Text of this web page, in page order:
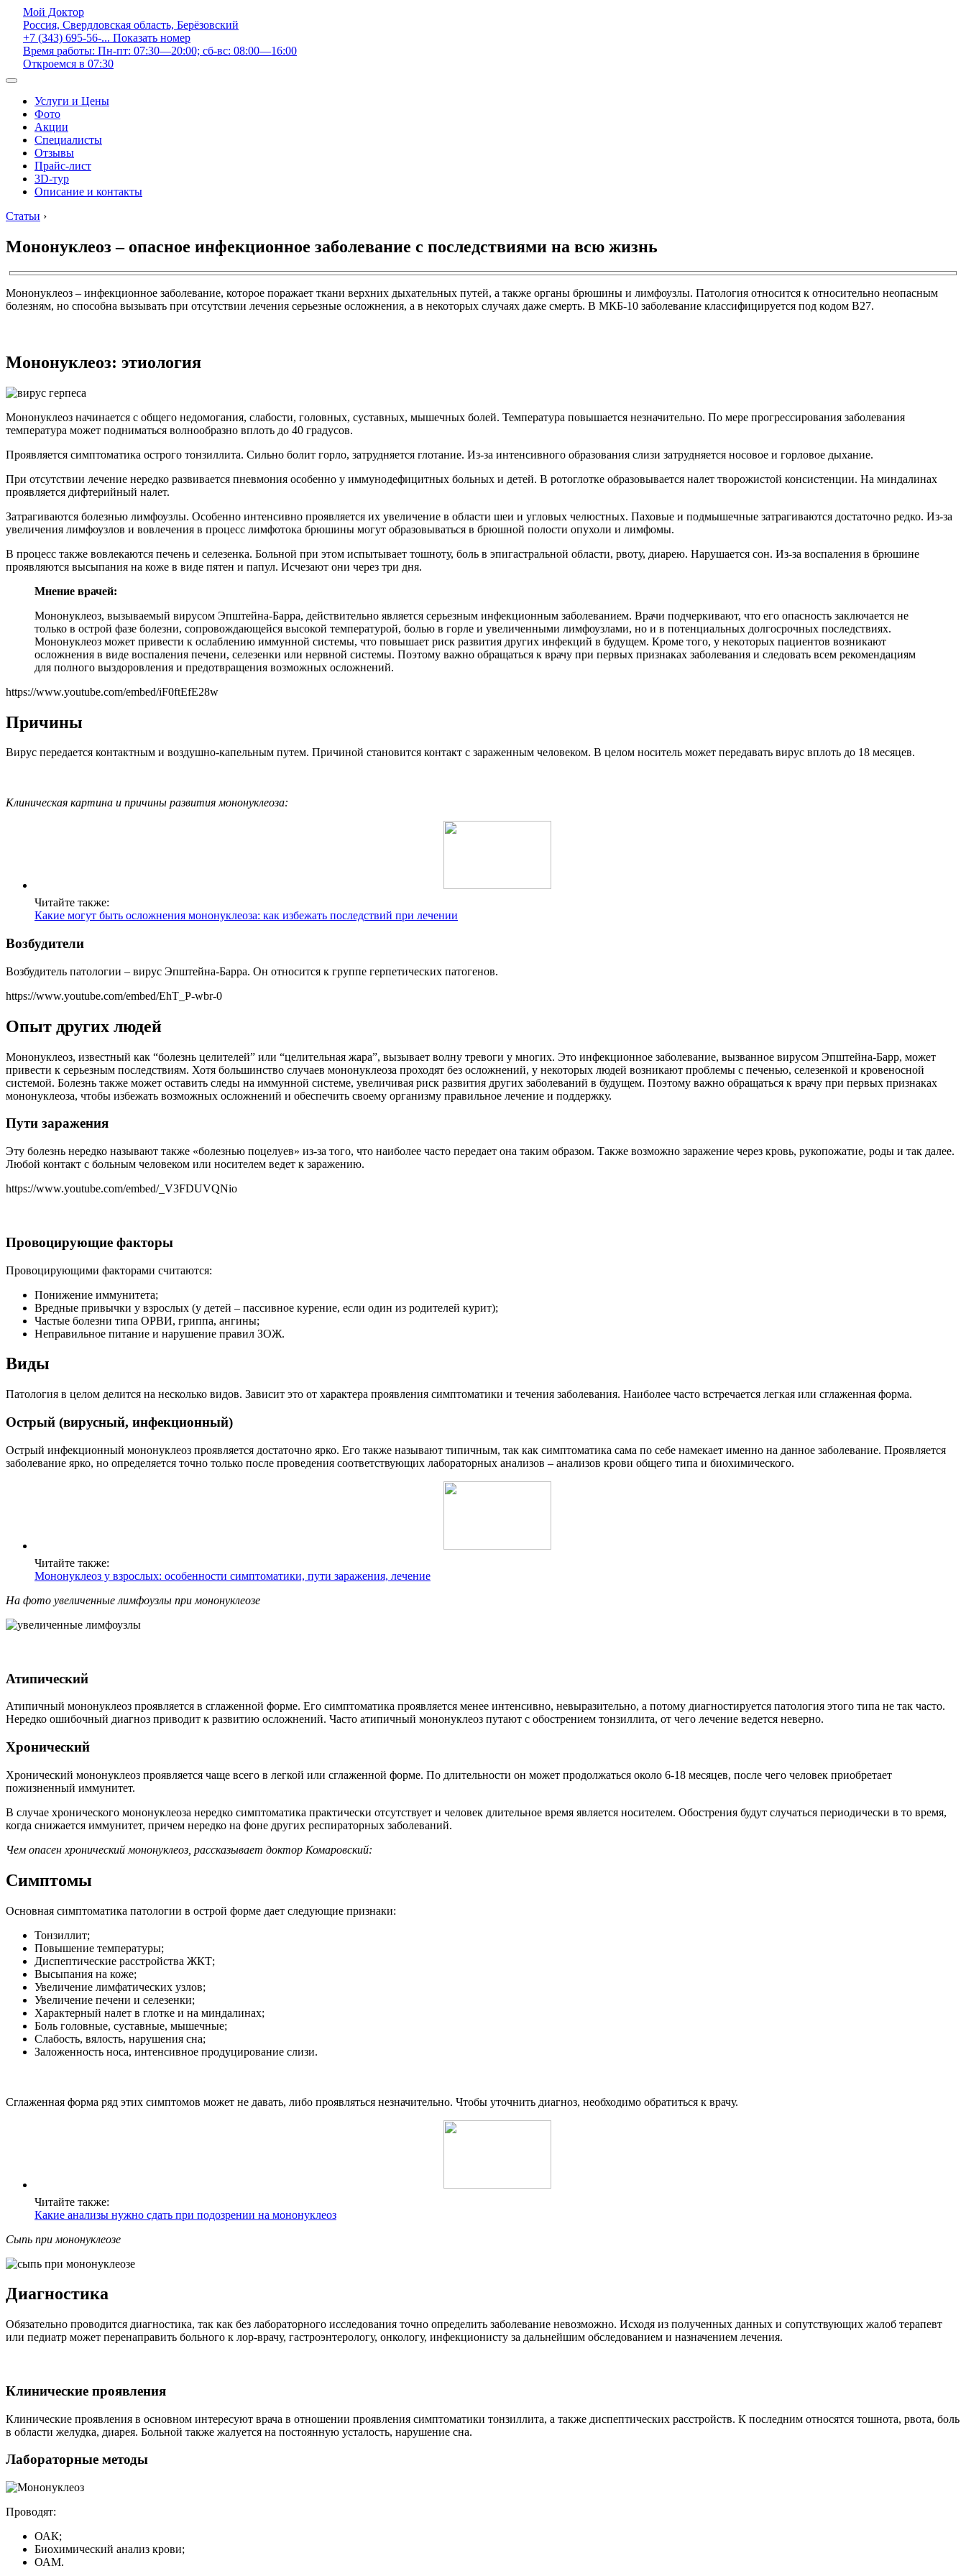
Мой Доктор
Россия, Свердловская область, Берёзовский
+7 (343) 695-56-... Показать номер
Время работы: Пн-пт: 07:30—20:00; сб-вс: 08:00—16:00
Откроемся в 07:30
Услуги и Цены
Фото
Акции
Специалисты
Отзывы
Прайс-лист
3D-тур
Описание и контакты
Статьи ›
Мононуклеоз – опасное инфекционное заболевание с последствиями на всю жизнь
Мононуклеоз – инфекционное заболевание, которое поражает ткани верхних дыхательных путей, а также органы брюшины и лимфоузлы. Патология относится к относительно неопасным
болезням, но способна вызывать при отсутствии лечения серьезные осложнения, а в некоторых случаях даже смерть. В МКБ-10 заболевание классифицируется под кодом В27.
Мононуклеоз: этиология
Мононуклеоз начинается с общего недомогания, слабости, головных, суставных, мышечных болей. Температура повышается незначительно. По мере прогрессирования заболевания
температура может подниматься волнообразно вплоть до 40 градусов.
Проявляется симптоматика острого тонзиллита. Сильно болит горло, затрудняется глотание. Из-за интенсивного образования слизи затрудняется носовое и горловое дыхание.
При отсутствии лечение нередко развивается пневмония особенно у иммунодефицитных больных и детей. В ротоглотке образовывается налет творожистой консистенции. На миндалинах
проявляется дифтерийный налет.
Затрагиваются болезнью лимфоузлы. Особенно интенсивно проявляется их увеличение в области шеи и угловых челюстных. Паховые и подмышечные затрагиваются достаточно редко. Из-за
увеличения лимфоузлов и вовлечения в процесс лимфотока брюшины могут образовываться в брюшной полости опухоли и лимфомы.
В процесс также вовлекаются печень и селезенка. Больной при этом испытывает тошноту, боль в эпигастральной области, рвоту, диарею. Нарушается сон. Из-за воспаления в брюшине
проявляются высыпания на коже в виде пятен и папул. Исчезают они через три дня.
Мнение врачей:
Мононуклеоз, вызываемый вирусом Эпштейна-Барра, действительно является серьезным инфекционным заболеванием. Врачи подчеркивают, что его опасность заключается не
только в острой фазе болезни, сопровождающейся высокой температурой, болью в горле и увеличенными лимфоузлами, но и в потенциальных долгосрочных последствиях.
Мононуклеоз может привести к ослаблению иммунной системы, что повышает риск развития других инфекций в будущем. Кроме того, у некоторых пациентов возникают
осложнения в виде воспаления печени, селезенки или нервной системы. Поэтому важно обращаться к врачу при первых признаках заболевания и следовать всем рекомендациям
для полного выздоровления и предотвращения возможных осложнений.
https://www.youtube.com/embed/iF0ftEfE28w
Причины
Вирус передается контактным и воздушно-капельным путем. Причиной становится контакт с зараженным человеком. В целом носитель может передавать вирус вплоть до 18 месяцев.
Клиническая картина и причины развития мононуклеоза:
Читайте также:
Какие могут быть осложнения мононуклеоза: как избежать последствий при лечении
Возбудители
Возбудитель патологии – вирус Эпштейна-Барра. Он относится к группе герпетических патогенов.
https://www.youtube.com/embed/EhT_P-wbr-0
Опыт других людей
Мононуклеоз, известный как “болезнь целителей” или “целительная жара”, вызывает волну тревоги у многих. Это инфекционное заболевание, вызванное вирусом Эпштейна-Барр, может
привести к серьезным последствиям. Хотя большинство случаев мононуклеоза проходят без осложнений, у некоторых людей возникают проблемы с печенью, селезенкой и кровеносной
системой. Болезнь также может оставить следы на иммунной системе, увеличивая риск развития других заболеваний в будущем. Поэтому важно обращаться к врачу при первых признаках
мононуклеоза, чтобы избежать возможных осложнений и обеспечить своему организму правильное лечение и поддержку.
Пути заражения
Эту болезнь нередко называют также «болезнью поцелуев» из-за того, что наиболее часто передает она таким образом. Также возможно заражение через кровь, рукопожатие, роды и так далее.
Любой контакт с больным человеком или носителем ведет к заражению.
https://www.youtube.com/embed/_V3FDUVQNio
Провоцирующие факторы
Провоцирующими факторами считаются:
Понижение иммунитета;
Вредные привычки у взрослых (у детей – пассивное курение, если один из родителей курит);
Частые болезни типа ОРВИ, гриппа, ангины;
Неправильное питание и нарушение правил ЗОЖ.
Виды
Патология в целом делится на несколько видов. Зависит это от характера проявления симптоматики и течения заболевания. Наиболее часто встречается легкая или сглаженная форма.
Острый (вирусный, инфекционный)
Острый инфекционный мононуклеоз проявляется достаточно ярко. Его также называют типичным, так как симптоматика сама по себе намекает именно на данное заболевание. Проявляется
заболевание ярко, но определяется точно только после проведения соответствующих лабораторных анализов – анализов крови общего типа и биохимического.
Читайте также:
Мононуклеоз у взрослых: особенности симптоматики, пути заражения, лечение
На фото увеличенные лимфоузлы при мононуклеозе
Атипический
Атипичный мононуклеоз проявляется в сглаженной форме. Его симптоматика проявляется менее интенсивно, невыразительно, а потому диагностируется патология этого типа не так часто.
Нередко ошибочный диагноз приводит к развитию осложнений. Часто атипичный мононуклеоз путают с обострением тонзиллита, от чего лечение ведется неверно.
Хронический
Хронический мононуклеоз проявляется чаще всего в легкой или сглаженной форме. По длительности он может продолжаться около 6-18 месяцев, после чего человек приобретает
пожизненный иммунитет.
В случае хронического мононуклеоза нередко симптоматика практически отсутствует и человек длительное время является носителем. Обострения будут случаться периодически в то время,
когда снижается иммунитет, причем нередко на фоне других респираторных заболеваний.
Чем опасен хронический мононуклеоз, рассказывает доктор Комаровский:
Симптомы
Основная симптоматика патологии в острой форме дает следующие признаки:
Тонзиллит;
Повышение температуры;
Диспептические расстройства ЖКТ;
Высыпания на коже;
Увеличение лимфатических узлов;
Увеличение печени и селезенки;
Характерный налет в глотке и на миндалинах;
Боль головные, суставные, мышечные;
Слабость, вялость, нарушения сна;
Заложенность носа, интенсивное продуцирование слизи.
Сглаженная форма ряд этих симптомов может не давать, либо проявляться незначительно. Чтобы уточнить диагноз, необходимо обратиться к врачу.
Читайте также:
Какие анализы нужно сдать при подозрении на мононуклеоз
Сыпь при мононуклеозе
Диагностика
Обязательно проводится диагностика, так как без лабораторного исследования точно определить заболевание невозможно. Исходя из полученных данных и сопутствующих жалоб терапевт
или педиатр может перенаправить больного к лор-врачу, гастроэнтерологу, онкологу, инфекционисту за дальнейшим обследованием и назначением лечения.
Клинические проявления
Клинические проявления в основном интересуют врача в отношении проявления симптоматики тонзиллита, а также диспептических расстройств. К последним относятся тошнота, рвота, боль
в области желудка, диарея. Больной также жалуется на постоянную усталость, нарушение сна.
Лабораторные методы
Проводят:
ОАК;
Биохимический анализ крови;
ОАМ.